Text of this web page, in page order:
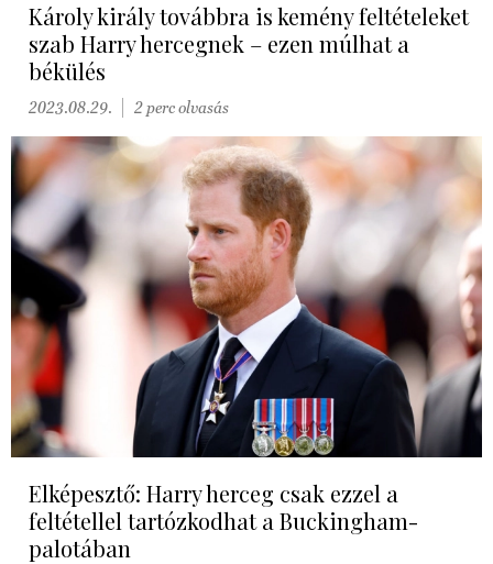
Károly király továbbra is kemény feltételeket
szab Harry hercegnek – ezen múlhat a
békülés
2023.08.29. 2 perc olvasás
Elképesztő: Harry herceg csak ezzel a
feltétellel tartózkodhat a Buckingham-
palotában